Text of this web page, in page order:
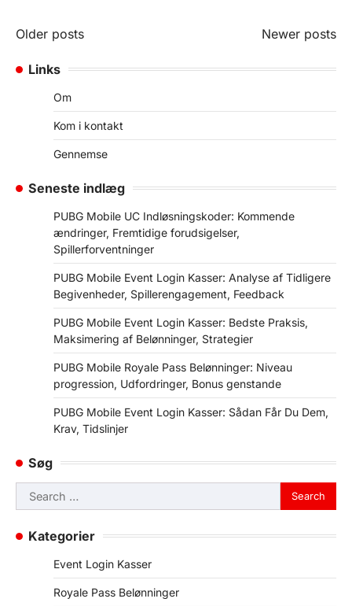
Posts
navigation
Older posts Newer posts
Links
Om
Kom i kontakt
Gennemse
Seneste indlæg
PUBG Mobile UC Indløsningskoder: Kommende
ændringer, Fremtidige forudsigelser,
Spillerforventninger
PUBG Mobile Event Login Kasser: Analyse af Tidligere
Begivenheder, Spillerengagement, Feedback
PUBG Mobile Event Login Kasser: Bedste Praksis,
Maksimering af Belønninger, Strategier
PUBG Mobile Royale Pass Belønninger: Niveau
progression, Udfordringer, Bonus genstande
PUBG Mobile Event Login Kasser: Sådan Får Du Dem,
Krav, Tidslinjer
Søg
Search
for:
Kategorier
Event Login Kasser
Royale Pass Belønninger